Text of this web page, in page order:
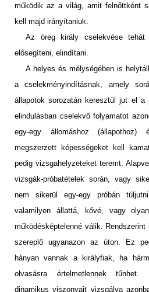
működik az a világ, amit felnőttként
kell majd irányítaniuk.
Az öreg király cselekvése
elősegíteni, elindítani.
A helyes és mélységében is
a cselekményindításnak, amely
állapotok sorozatán keresztül jut el a
elindulásban cselekvő folyamatot
egy-egy állomáshoz
megszerzett képességeket kell
pedig vizsgahelyzeteket teremt.
vizsgák-próbatételek során, vagy
nem sikerül egy-egy próbán
valamilyen állattá, kővé, vagy
működésképtelenné válik.
szereplő ugyanazon az úton. Ez
hányan vannak a királyfiak, ha
olvasásra értelmetlennek tűnhet.
dinamikus viszonyait vizsgálva